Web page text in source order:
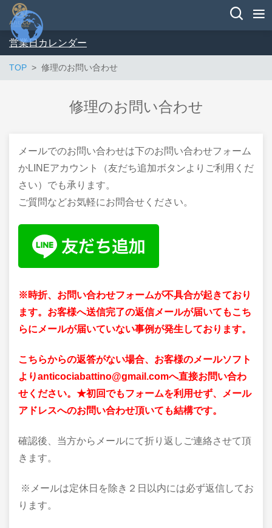
営業日カレンダー
TOP 修理のお問い合わせ
修理のお問い合わせ
メールでのお問い合わせは下のお問い合わせフォーム
かLINEアカウント（友だち追加ボタンよりご利用くだ
さい）でも承ります。
ご質問などお気軽にお問合せください。
※時折、お問い合わせフォームが不具合が起きており
ます。お客様へ送信完了の返信メールが届いてもこち
らにメールが届いていない事例が発生しております。
こちらからの返答がない場合、 お客様のメールソフト
よりanticociabattino@gmail.comへ直接お問い合わ
せください。★初回でもフォームを利用せず、メール
アドレスへのお問い合わせ頂いても結構です。
確認後、当方からメールにて折り返しご連絡させて頂
きます。
※メールは定休日を除き２日以内には必ず返信してお
ります。